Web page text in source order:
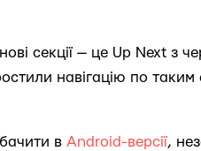
секції — це Up Next з
навігацію по
в Android-версії,